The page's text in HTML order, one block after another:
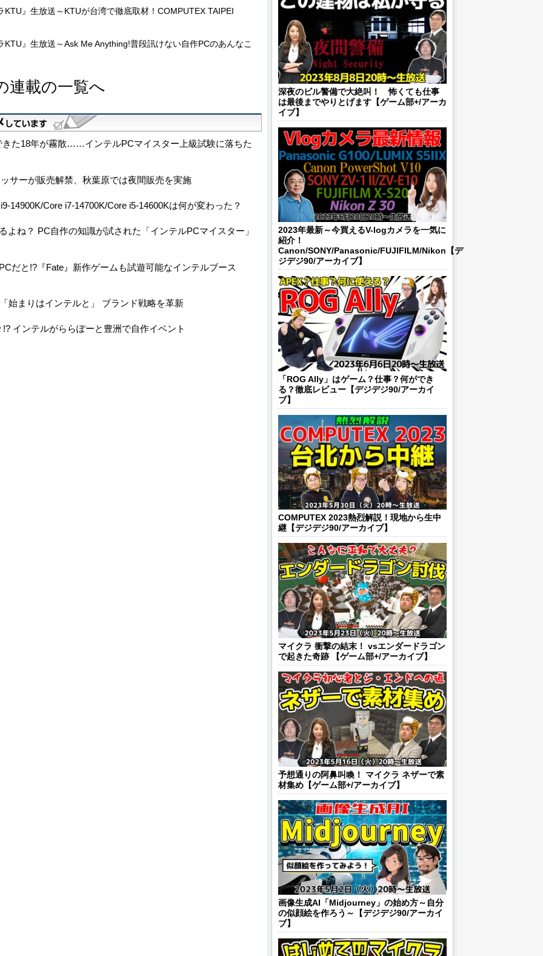
KTU』生放送～KTUが台湾で徹底取材！COMPUTEX TAIPEI
KTU』生放送～Ask Me Anything!普段訊けない自作PCのあんなこ
連載の一覧へ
た18年が霧散……インテルPCマイスター上級試験に落ちた
サーが販売解禁、秋葉原では夜間販売を実施
14900K/Core i7-14700K/Core i5-14600Kは何が変わった？
よね？ PC自作の知識が試された「インテルPCマイスター」
だと!?『Fate』新作ゲームも試遊可能なインテルブース
始まりはインテルと」 ブランド戦略を革新
インテルがららぽーと豊洲で自作イベント
深夜のビル警備で大絶叫！ 怖くても仕事
は最後までやりとげます【ゲーム部+/アーカ
イブ】
2023年最新～今買えるV-logカメラを一気に
紹介！
Canon/SONY/Panasonic/FUJIFILM/Nikon【デ
ジデジ90/アーカイブ】
「ROG Ally」はゲーム？仕事？何ができ
る？徹底レビュー【デジデジ90/アーカイ
ブ】
COMPUTEX 2023熱烈解説！現地から生中
継【デジデジ90/アーカイブ】
マイクラ 衝撃の結末！ vsエンダードラゴン
で起きた奇跡 【ゲーム部+/アーカイブ】
予想通りの阿鼻叫喚！ マイクラ ネザーで素
材集め【ゲーム部+/アーカイブ】
画像生成AI「Midjourney」の始め方～自分
の似顔絵を作ろう～【デジデジ90/アーカイ
ブ】